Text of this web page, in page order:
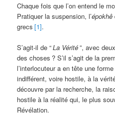
Chaque fois que l’on entend le
Pratiquer la suspension, l’épokhê
grecs [1].
S’agit-il de “La Vérité”, avec
des choses ? S’il s’agit de la
l’interlocuteur a en tête une
indifférent, voire hostile, à la
découvre par la recherche, la
hostile à la réalité qui, le plus
Révélation.